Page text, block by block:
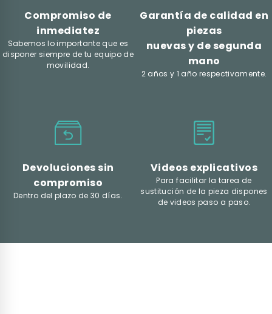
Compromiso de
inmediatez
Sabemos lo importante que es
disponer siempre de tu equipo de
movilidad.
Garantía de calidad en
piezas
nuevas y de segunda
mano
2 años y 1 año respectivamente.
Devoluciones sin
compromiso
Dentro del plazo de 30 días.
Videos explicativos
Para facilitar la tarea de
sustitución de la pieza dispones
de videos paso a paso.